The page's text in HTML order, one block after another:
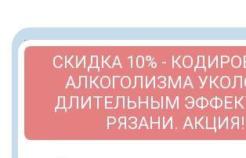
СКИДКА 10% -
АЛКОГОЛИЗМА
ДЛИТЕЛЬНЫМ
РЯЗАНИ. АКЦИЯ!